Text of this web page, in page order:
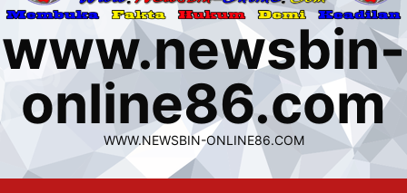
www.newsbin-
online86.com
WWW.NEWSBIN-ONLINE86.COM